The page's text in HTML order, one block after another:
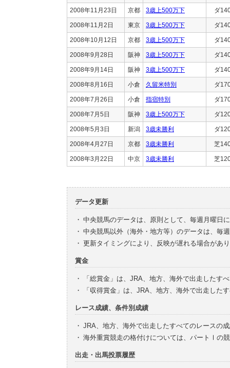
2008年11月23日 京都 3歳上500万下 ダ
2008年11月2日 東京 3歳上500万下 ダ
2008年10月12日 京都 3歳上500万下 ダ
2008年9月28日 阪神 3歳上500万下 ダ
2008年9月14日 阪神 3歳上500万下 ダ
2008年8月16日 小倉 久留米特別 ダ
2008年7月26日 小倉 指宿特別 ダ
2008年7月5日 阪神 3歳上500万下 ダ
2008年5月3日 新潟 3歳未勝利 ダ
2008年4月27日 京都 3歳未勝利 芝
2008年3月22日 中京 3歳未勝利 芝
データ更新
・ 中央競馬のデータは、原則として、毎週月曜日
・ 中央競馬以外（海外・地方等）のデータは、毎
・ 更新タイミングにより、反映が遅れる場合があ
賞金
・
「総賞金」は、JRA、地方、海外で出走したす
・
「収得賞金」は、JRA、地方、海外で出走した
レース成績、条件別成績
・ JRA、地方、海外で出走したすべてのレースの
・ 海外重賞競走の格付けについては、パートⅠの
出走・出馬投票履歴